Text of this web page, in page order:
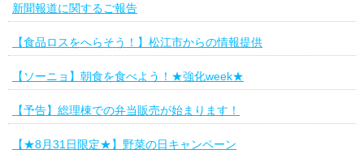
新聞報道に関するご報告
【食品ロスをへらそう！】松江市からの情報提供
【ソーニョ】朝食を食べよう！★強化week★
【予告】総理棟での弁当販売が始まります！
【★8月31日限定★】野菜の日キャンペーン